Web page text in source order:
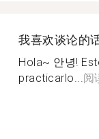
我喜欢谈论的
Hola~ 안녕!
practicarlo...阅